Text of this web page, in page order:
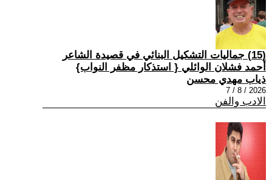
(15) جماليات التشكيل البنائي في قصيدة الشاعر
أحمد فشلان الوائلي { استذكار مظفر النواب}
ذياب مهدي محسن
2026 / 8 / 7
الادب والفن